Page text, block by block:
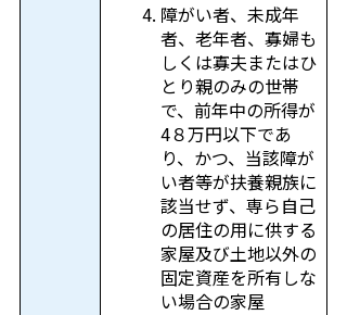
障がい者、未成年
者、老年者、寡婦も
しくは寡夫またはひ
とり親のみの世帯
で、前年中の所得が
4８万円以下であ
り、かつ、当該障が
い者等が扶養親族に
該当せず、専ら自己
の居住の用に供する
家屋及び土地以外の
固定資産を所有しな
い場合の家屋